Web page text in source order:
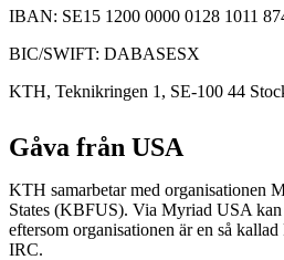
IBAN: SE15 1200 0000 0128 1011
BIC/SWIFT: DABASESX
KTH, Teknikringen 1, SE-100 44
Gåva från USA
KTH samarbetar med organisationen
States (KBFUS). Via Myriad USA
eftersom organisationen är en så
IRC.